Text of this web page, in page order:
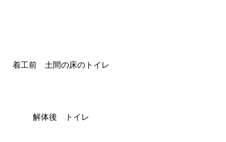
着工前 土間の床のトイレ
解体後 トイレ